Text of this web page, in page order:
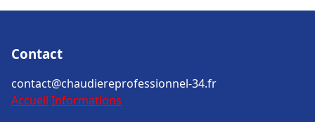
Contact
contact@chaudiereprofessionnel-34.fr
Accueil Informations